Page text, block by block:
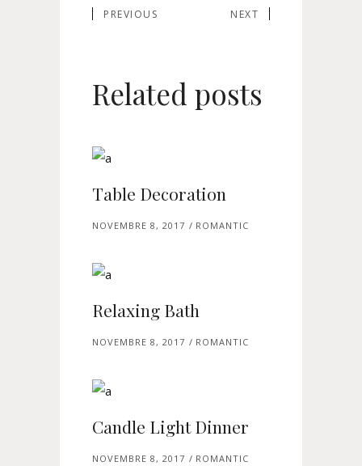
PREVIOUS NEXT
Related posts
Table Decoration
NOVEMBRE 8, 2017 ROMANTIC
Relaxing Bath
NOVEMBRE 8, 2017 ROMANTIC
Candle Light Dinner
NOVEMBRE 8, 2017 ROMANTIC